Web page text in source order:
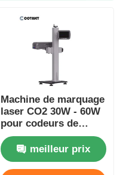
Machine de marquage
laser CO2 30W - 60W
pour codeurs de
bouteilles sur chaîne
de production
meilleur prix